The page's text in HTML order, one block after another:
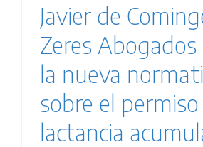
Javier de
Zeres Abogados
la nueva
sobre el
lactancia